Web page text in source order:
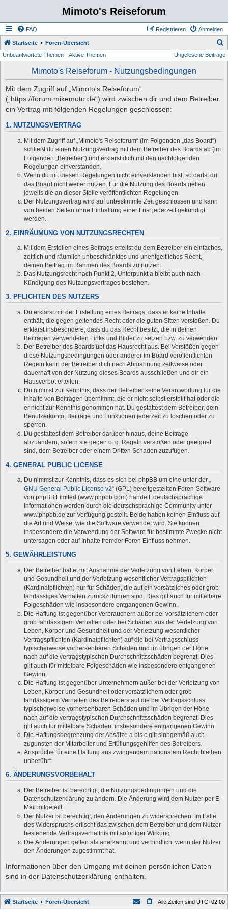
Mimoto's Reiseforum
FAQ Anmelden
Registrieren
Startseite Foren-Übersicht
u
Unbeantwortete Themen Aktive Themen Ungelesene Beiträge
Mimoto's Reiseforum - Nutzungsbedingungen
Mit dem Zugriff auf „Mimoto's Reiseforum“
(„https://forum.mikemoto.de“) wird zwischen dir und dem Betreiber
ein Vertrag mit folgenden Regelungen geschlossen:
1. NUTZUNGSVERTRAG
Mit dem Zugriff auf „Mimoto's Reiseforum“ (im Folgenden „das Board“)
schließt du einen Nutzungsvertrag mit dem Betreiber des Boards ab (im
Folgenden „Betreiber“) und erklärst dich mit den nachfolgenden
Regelungen einverstanden.
Wenn du mit diesen Regelungen nicht einverstanden bist, so darfst du
das Board nicht weiter nutzen. Für die Nutzung des Boards gelten
jeweils die an dieser Stelle veröffentlichten Regelungen.
Der Nutzungsvertrag wird auf unbestimmte Zeit geschlossen und kann
von beiden Seiten ohne Einhaltung einer Frist jederzeit gekündigt
werden.
2. EINRÄUMUNG VON NUTZUNGSRECHTEN
Mit dem Erstellen eines Beitrags erteilst du dem Betreiber ein einfaches,
zeitlich und räumlich unbeschränktes und unentgeltliches Recht,
deinen Beitrag im Rahmen des Boards zu nutzen.
Das Nutzungsrecht nach Punkt 2, Unterpunkt a bleibt auch nach
Kündigung des Nutzungsvertrages bestehen.
3. PFLICHTEN DES NUTZERS
Du erklärst mit der Erstellung eines Beitrags, dass er keine Inhalte
enthält, die gegen geltendes Recht oder die guten Sitten verstoßen. Du
erklärst insbesondere, dass du das Recht besitzt, die in deinen
Beiträgen verwendeten Links und Bilder zu setzen bzw. zu verwenden.
Der Betreiber des Boards übt das Hausrecht aus. Bei Verstößen gegen
diese Nutzungsbedingungen oder anderer im Board veröffentlichten
Regeln kann der Betreiber dich nach Abmahnung zeitweise oder
dauerhaft von der Nutzung dieses Boards ausschließen und dir ein
Hausverbot erteilen.
Du nimmst zur Kenntnis, dass der Betreiber keine Verantwortung für die
Inhalte von Beiträgen übernimmt, die er nicht selbst erstellt hat oder die
er nicht zur Kenntnis genommen hat. Du gestattest dem Betreiber, dein
Benutzerkonto, Beiträge und Funktionen jederzeit zu löschen oder zu
sperren.
Du gestattest dem Betreiber darüber hinaus, deine Beiträge
abzuändern, sofern sie gegen o. g. Regeln verstoßen oder geeignet
sind, dem Betreiber oder einem Dritten Schaden zuzufügen.
4. GENERAL PUBLIC LICENSE
Du nimmst zur Kenntnis, dass es sich bei phpBB um eine unter der „
GNU General Public License v2“ (GPL) bereitgestellten Foren-Software
von phpBB Limited (www.phpbb.com) handelt; deutschsprachige
Informationen werden durch die deutschsprachige Community unter
www.phpbb.de zur Verfügung gestellt. Beide haben keinen Einfluss auf
die Art und Weise, wie die Software verwendet wird. Sie können
insbesondere die Verwendung der Software für bestimmte Zwecke nicht
untersagen oder auf Inhalte fremder Foren Einfluss nehmen.
5. GEWÄHRLEISTUNG
Der Betreiber haftet mit Ausnahme der Verletzung von Leben, Körper
und Gesundheit und der Verletzung wesentlicher Vertragspflichten
(Kardinalpflichten) nur für Schäden, die auf ein vorsätzliches oder grob
fahrlässiges Verhalten zurückzuführen sind. Dies gilt auch für mittelbare
Folgeschäden wie insbesondere entgangenen Gewinn.
Die Haftung ist gegenüber Verbrauchern außer bei vorsätzlichem oder
grob fahrlässigem Verhalten oder bei Schäden aus der Verletzung von
Leben, Körper und Gesundheit und der Verletzung wesentlicher
Vertragspflichten (Kardinalpflichten) auf die bei Vertragsschluss
typischerweise vorhersehbaren Schäden und im übrigen der Höhe
nach auf die vertragstypischen Durchschnittsschäden begrenzt. Dies
gilt auch für mittelbare Folgeschäden wie insbesondere entgangenen
Gewinn.
Die Haftung ist gegenüber Unternehmern außer bei der Verletzung von
Leben, Körper und Gesundheit oder vorsätzlichem oder grob
fahrlässigem Verhalten des Betreibers auf die bei Vertragsschluss
typischerweise vorhersehbaren Schäden und im Übrigen der Höhe
nach auf die vertragstypischen Durchschnittsschäden begrenzt. Dies
gilt auch für mittelbare Schäden, insbesondere entgangenen Gewinn.
Die Haftungsbegrenzung der Absätze a bis c gilt sinngemäß auch
zugunsten der Mitarbeiter und Erfüllungsgehilfen des Betreibers.
Ansprüche für eine Haftung aus zwingendem nationalem Recht bleiben
unberührt.
6. ÄNDERUNGSVORBEHALT
Der Betreiber ist berechtigt, die Nutzungsbedingungen und die
Datenschutzerklärung zu ändern. Die Änderung wird dem Nutzer per E-
Mail mitgeteilt.
Der Nutzer ist berechtigt, den Änderungen zu widersprechen. Im Falle
des Widerspruchs erlischt das zwischen dem Betreiber und dem Nutzer
bestehende Vertragsverhältnis mit sofortiger Wirkung.
Die Änderungen gelten als anerkannt und verbindlich, wenn der Nutzer
den Änderungen zugestimmt hat.
Informationen über den Umgang mit deinen persönlichen Daten
sind in der Datenschutzerklärung enthalten.
Startseite Foren-Übersicht Alle Zeiten sind UTC+02:00